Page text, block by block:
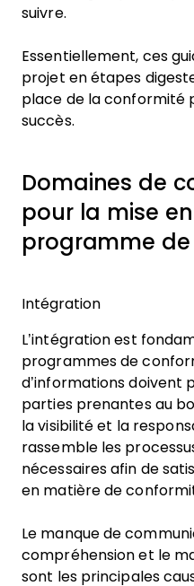
suivre.
Essentiellement, ces
projet en étapes
place de la conformité
succès.
Domaines de
pour la mise
programme
Intégration
L’intégration est
programmes de
d’informations doivent
parties prenantes au
la visibilité et la
rassemble les
nécessaires afin de
en matière de
Le manque de
compréhension et le
sont les principales